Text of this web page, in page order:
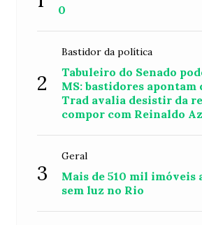
0
2
Bastidor da política
Tabuleiro do Senado
MS: bastidores apontam
Trad avalia desistir da
compor com Reinaldo
3
Geral
Mais de 510 mil imóveis
sem luz no Rio